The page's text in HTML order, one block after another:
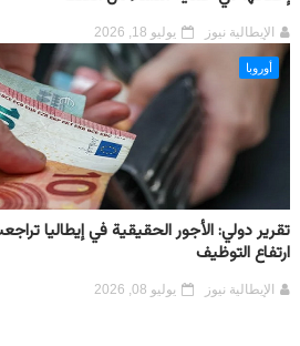
الإيطالية نيوز يوليو 18, 2026
أوروبا
ارتفاع التوظيف
الإيطالية نيوز يوليو 08, 2026